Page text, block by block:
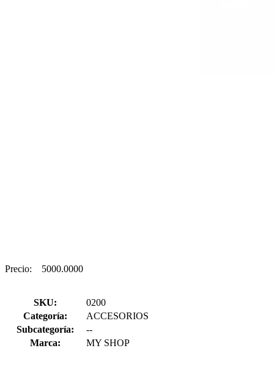
Precio: 5000.0000
SKU:
0200
Categoría:
ACCESORIOS
Subcategoría:
--
Marca:
MY SHOP